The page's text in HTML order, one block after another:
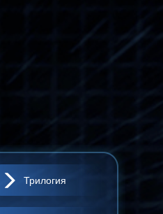
Трилогия